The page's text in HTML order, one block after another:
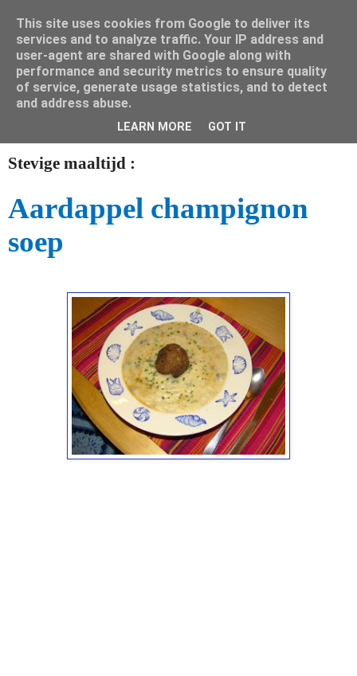
Mamouna's Enya
dinsdag 3 december 2013
Stevige soep uit eigen keuken
Stevige maaltijd :
Aardappel champignon
soep
This site uses cookies from Google to deliver its
services and to analyze traffic. Your IP address and
user-agent are shared with Google along with
performance and security metrics to ensure quality
of service, generate usage statistics, and to detect
and address abuse.
LEARN MORE GOT IT